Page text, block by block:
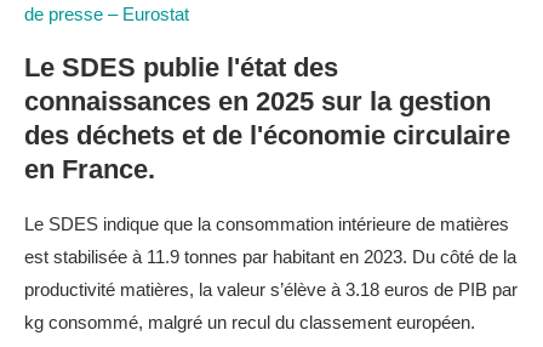
de presse – Eurostat
Le SDES publie l'état des
connaissances en 2025 sur la gestion
des déchets et de l'économie circulaire
en France.
Le SDES indique que la consommation intérieure de matières
est stabilisée à 11.9 tonnes par habitant en 2023. Du côté de la
productivité matières, la valeur s’élève à 3.18 euros de PIB par
kg consommé, malgré un recul du classement européen.